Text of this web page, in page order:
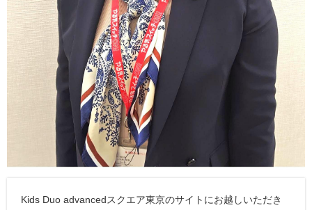
Kids Duo advancedスクエア東京のサイトにお越しいただき